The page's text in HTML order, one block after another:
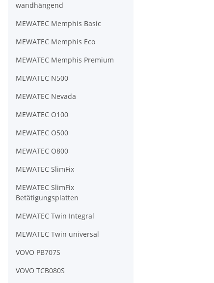
wandhängend
MEWATEC Memphis Basic
MEWATEC Memphis Eco
MEWATEC Memphis Premium
MEWATEC N500
MEWATEC Nevada
MEWATEC O100
MEWATEC O500
MEWATEC O800
MEWATEC SlimFix
MEWATEC SlimFix
Betätigungsplatten
MEWATEC Twin Integral
MEWATEC Twin universal
VOVO PB707S
VOVO TCB080S